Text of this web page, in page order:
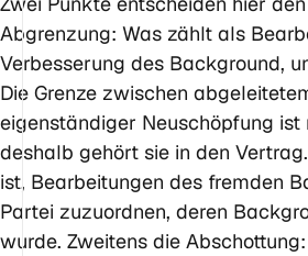
Abgrenzung: Was zählt als
Verbesserung des Background,
Die Grenze zwischen
eigenständiger Neuschöpfung ist
deshalb gehört sie in den
ist, Bearbeitungen des fremden
Partei zuzuordnen, deren
wurde. Zweitens die